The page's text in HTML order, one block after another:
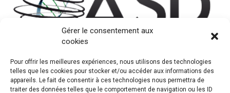
Gérer le consentement aux
cookies
Pour offrir les meilleures expériences, nous utilisons des technologies
telles que les cookies pour stocker et/ou accéder aux informations des
appareils. Le fait de consentir à ces technologies nous permettra de
traiter des données telles que le comportement de navigation ou les ID
Procès France Telecom /
ouverture du procès des ex-dirigeants
de France Télécom